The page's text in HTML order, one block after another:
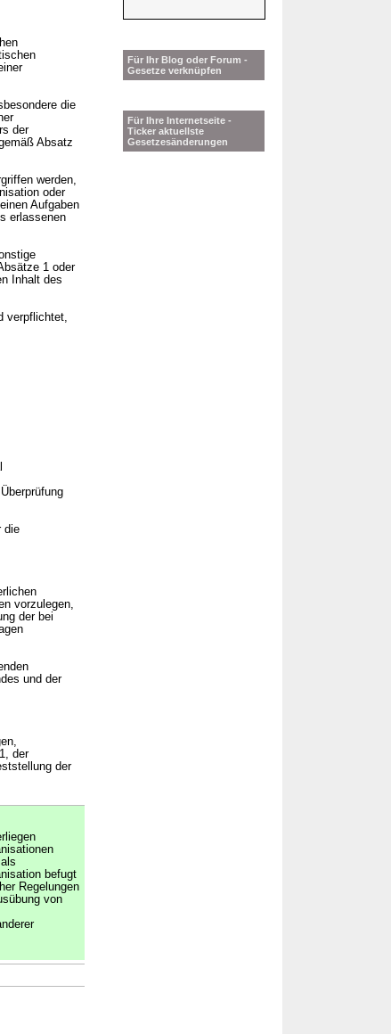
die
der
Absatz
werden,
oder
Aufgaben
erlassenen
1 oder
Inhalt des
verpflichtet,
die
vorzulegen,
der bei
und der
der
der
befugt
Regelungen
von
Für Ihr Blog oder Forum -
Gesetze verknüpfen
Für Ihre Internetseite -
Ticker aktuellste
Gesetzesänderungen